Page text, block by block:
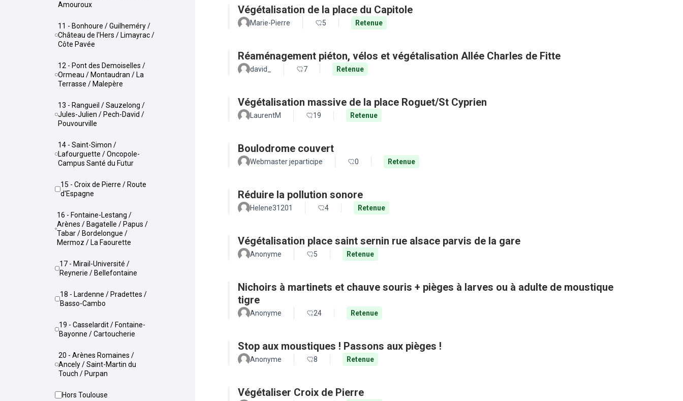
Amouroux
11 - Bonhoure / Guilheméry /
Château de l'Hers / Limayrac /
Côte Pavée
12 - Pont des Demoiselles /
Ormeau / Montaudran / La
Terrasse / Malepère
13 - Rangueil / Sauzelong /
Jules-Julien / Pech-David /
Pouvourville
14 - Saint-Simon /
Lafourguette / Oncopole-
Campus Santé du Futur
15 - Croix de Pierre / Route
d'Espagne
16 - Fontaine-Lestang /
Arènes / Bagatelle / Papus /
Tabar / Bordelongue /
Mermoz / La Faourette
17 - Mirail-Université /
Reynerie / Bellefontaine
18 - Lardenne / Pradettes /
Basso-Cambo
19 - Casselardit / Fontaine-
Bayonne / Cartoucherie
20 - Arènes Romaines /
Ancely / Saint-Martin du
Touch / Purpan
Hors Toulouse
Végétalisation de la place du Capitole
Marie-Pierre 5 Retenue
Réaménagement piéton, vélos et végétalisation Allée Charles de Fitte
david_ 7 Retenue
Végétalisation massive de la place Roguet/St Cyprien
LaurentM 19 Retenue
Boulodrome couvert
Webmaster jeparticipe 0 Retenue
Réduire la pollution sonore
Helene31201 4 Retenue
Végétalisation place saint sernin rue alsace parvis de la gare
Anonyme 5 Retenue
Nichoirs à martinets et chauve souris + pièges à larves ou à adulte de moustique
tigre
Anonyme 24 Retenue
Stop aux moustiques ! Passons aux pièges !
Anonyme 8 Retenue
Végétaliser Croix de Pierre